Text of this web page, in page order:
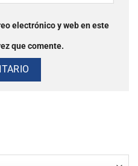
electrónico y web en este
que comente.